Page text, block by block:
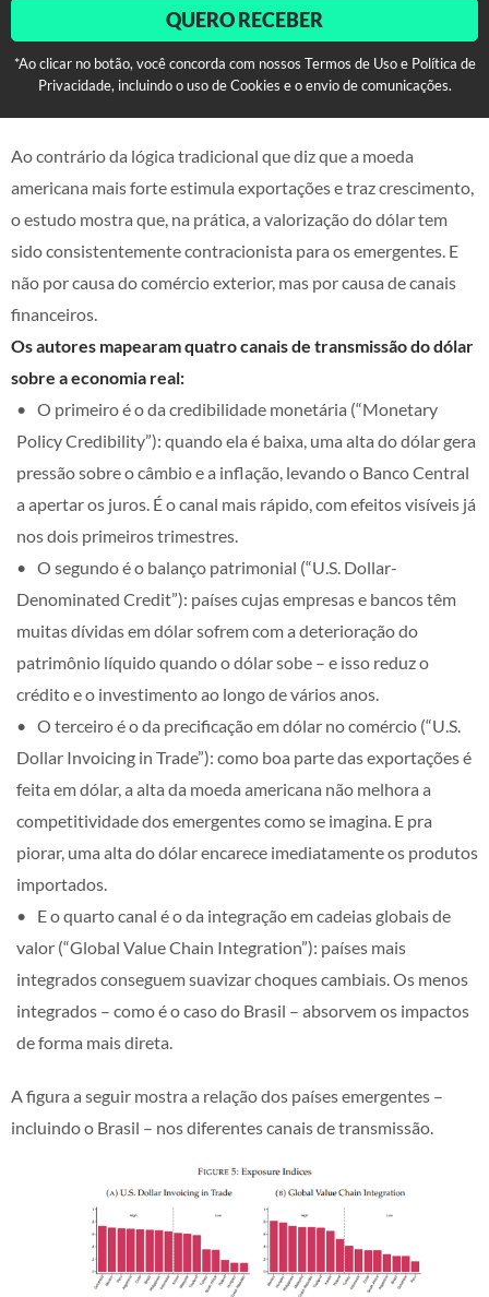
QUERO RECEBER
*Ao clicar no botão, você concorda com nossos Termos de Uso e Política de
Privacidade, incluindo o uso de Cookies e o envio de comunicações.
Ao contrário da lógica tradicional que diz que a moeda
americana mais forte estimula exportações e traz crescimento,
o estudo mostra que, na prática, a valorização do dólar tem
sido consistentemente contracionista para os emergentes. E
não por causa do comércio exterior, mas por causa de canais
financeiros.
Os autores mapearam quatro canais de transmissão do dólar
sobre a economia real:
O primeiro é o da credibilidade monetária (“Monetary
Policy Credibility”): quando ela é baixa, uma alta do dólar gera
pressão sobre o câmbio e a inflação, levando o Banco Central
a apertar os juros. É o canal mais rápido, com efeitos visíveis já
nos dois primeiros trimestres.
O segundo é o balanço patrimonial (“U.S. Dollar-
Denominated Credit”): países cujas empresas e bancos têm
muitas dívidas em dólar sofrem com a deterioração do
patrimônio líquido quando o dólar sobe – e isso reduz o
crédito e o investimento ao longo de vários anos.
O terceiro é o da precificação em dólar no comércio (“U.S.
Dollar Invoicing in Trade”): como boa parte das exportações é
feita em dólar, a alta da moeda americana não melhora a
competitividade dos emergentes como se imagina. E pra
piorar, uma alta do dólar encarece imediatamente os produtos
importados.
E o quarto canal é o da integração em cadeias globais de
valor (“Global Value Chain Integration”): países mais
integrados conseguem suavizar choques cambiais. Os menos
integrados – como é o caso do Brasil – absorvem os impactos
de forma mais direta.
A figura a seguir mostra a relação dos países emergentes –
incluindo o Brasil – nos diferentes canais de transmissão.